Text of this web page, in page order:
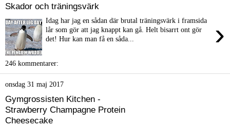
Skador och träningsvärk
›
Idag har jag en sådan där brutal träningsvärk i framsida
lår som gör att jag knappt kan gå. Helt bisarrt ont gör
det! Hur kan man få en såda...
246 kommentarer:
onsdag 31 maj 2017
Gymgrossisten Kitchen -
Strawberry Champagne Protein
Cheesecake